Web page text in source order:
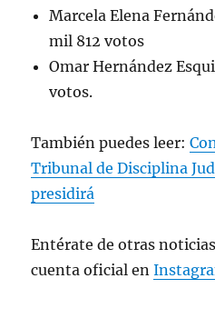
Marcela Elena
mil 812 votos
Omar Hernández
votos.
También puedes leer:
Tribunal de Disciplina
presidirá
Entérate de otras
cuenta oficial en